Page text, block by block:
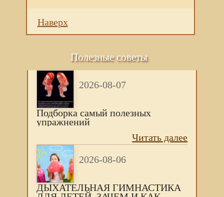
Наверх
Полезные советы
2026-08-07
Подборка самый полезных
упражнений
Читать далее
2026-08-06
ДЫХАТЕЛЬНАЯ ГИМНАСТИКА